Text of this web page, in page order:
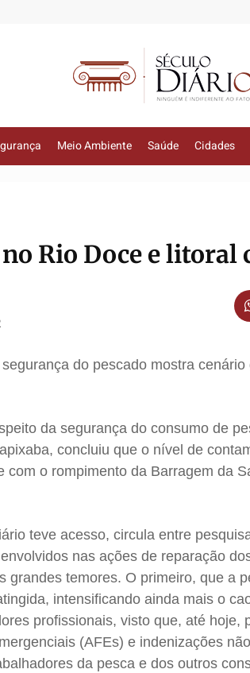
Meio Ambiente Saúde Cidades
Rio Doce e litoral
do pescado mostra
da segurança do consumo de
concluiu que o nível de
com o rompimento da Barragem da
teve acesso, circula entre
nas ações de reparação
grandes temores. O primeiro, que a
intensificando ainda mais o
profissionais, visto que, até hoje,
(AFEs) e indenizações
da pesca e dos outros